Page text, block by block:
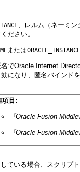
、レルム（ネーミ
ださい。
またはORACLE_INSTANCE
でOracle Internet
になり、匿名バインド
項目:
『Oracle Fusion
『Oracle Fusion
ている場合、スクリプ